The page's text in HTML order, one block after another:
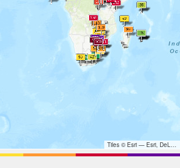
Tiles © Esri — Esri, DeLorme, NAVTEQ, TomTom, Intermap, iPC, USGS, FAO, NPS, NRCAN, GeoBase, Kadaster NL, Ordnance Survey, Esri Japan, METI, Esri China (Hong Kong), and the GIS User Community